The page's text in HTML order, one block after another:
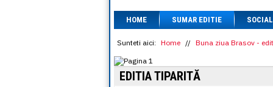
HOME SUMAR EDITIE SOCIAL
Sunteti aici: Home // Buna ziua Brasov -
EDITIA TIPARITĂ